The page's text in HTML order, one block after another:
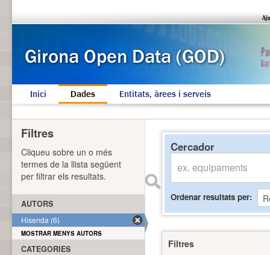
Inici Dades Entitats, àrees i serveis
Cercador
Ordenar resultats per
Filtres
Filtres
Cliqueu sobre un o més
termes de la llista següent
per filtrar els resultats.
AUTORS
Hisenda (6)
MOSTRAR MENYS AUTORS
CATEGORIES